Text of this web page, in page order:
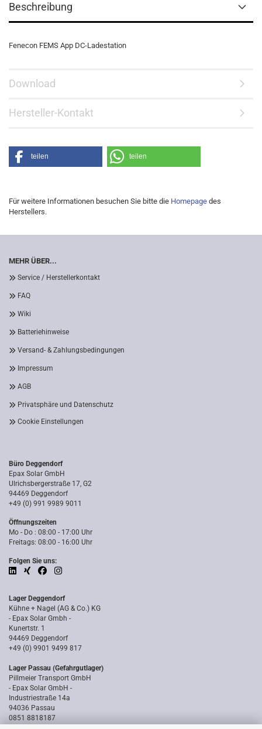
Beschreibung
Fenecon FEMS App DC-Ladestation
Download
Hersteller-Kontakt
teilen teilen
Für weitere Informationen besuchen Sie bitte die Homepage des
Herstellers.
MEHR ÜBER...
Service / Herstellerkontakt
FAQ
Wiki
Batteriehinweise
Versand- & Zahlungsbedingungen
Impressum
AGB
Privatsphäre und Datenschutz
Cookie Einstellungen
Büro Deggendorf
Epax Solar GmbH
Ulrichsbergerstraße 17, G2
94469 Deggendorf
+49 (0) 991 9989 9011
Öffnungszeiten
Mo - Do : 08:00 - 17:00 Uhr
Freitags: 08:00 - 16:00 Uhr
Folgen Sie uns:
Lager Deggendorf
Kühne + Nagel (AG & Co.) KG
- Epax Solar Gmbh -
Kunertstr. 1
94469 Deggendorf
+49 (0) 9901 9499 817
Lager Passau (Gefahrgutlager)
Pillmeier Transport GmbH
- Epax Solar GmbH -
Industriestraße 14a
94036 Passau
0851 8818187